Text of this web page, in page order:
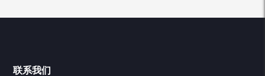
产品列表
联系我们